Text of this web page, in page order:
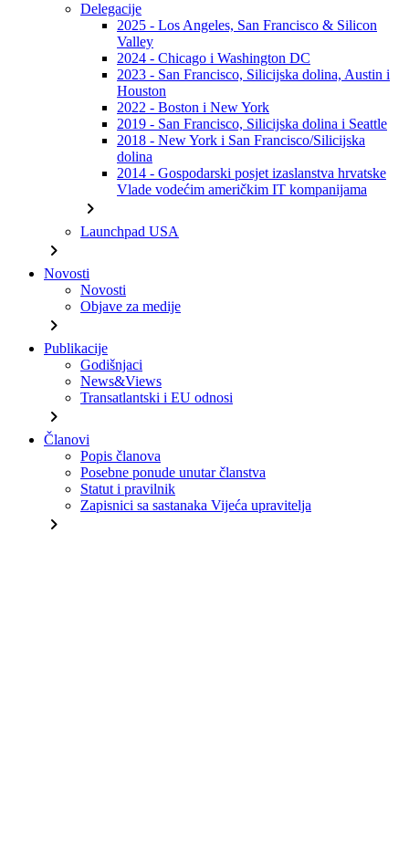
Delegacije
2025 - Los Angeles, San Francisco & Silicon
Valley
2024 - Chicago i Washington DC
2023 - San Francisco, Silicijska dolina, Austin i
Houston
2022 - Boston i New York
2019 - San Francisco, Silicijska dolina i Seattle
2018 - New York i San Francisco/Silicijska
dolina
2014 - Gospodarski posjet izaslanstva hrvatske
Vlade vodećim američkim IT kompanijama
chevron_right
Launchpad USA
chevron_right
Novosti
Novosti
Objave za medije
chevron_right
Publikacije
Godišnjaci
News&Views
Transatlantski i EU odnosi
chevron_right
Članovi
Popis članova
Posebne ponude unutar članstva
Statut i pravilnik
Zapisnici sa sastanaka Vijeća upravitelja
chevron_right